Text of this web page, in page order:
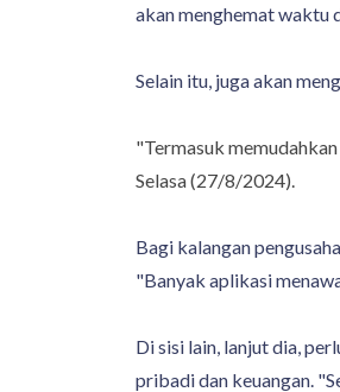
akan menghemat waktu
Selain itu, juga akan
"Termasuk
Selasa (27/8/2024).
Bagi kalangan
"Banyak aplikasi
Di sisi lain, lanjut dia,
pribadi dan keuangan.